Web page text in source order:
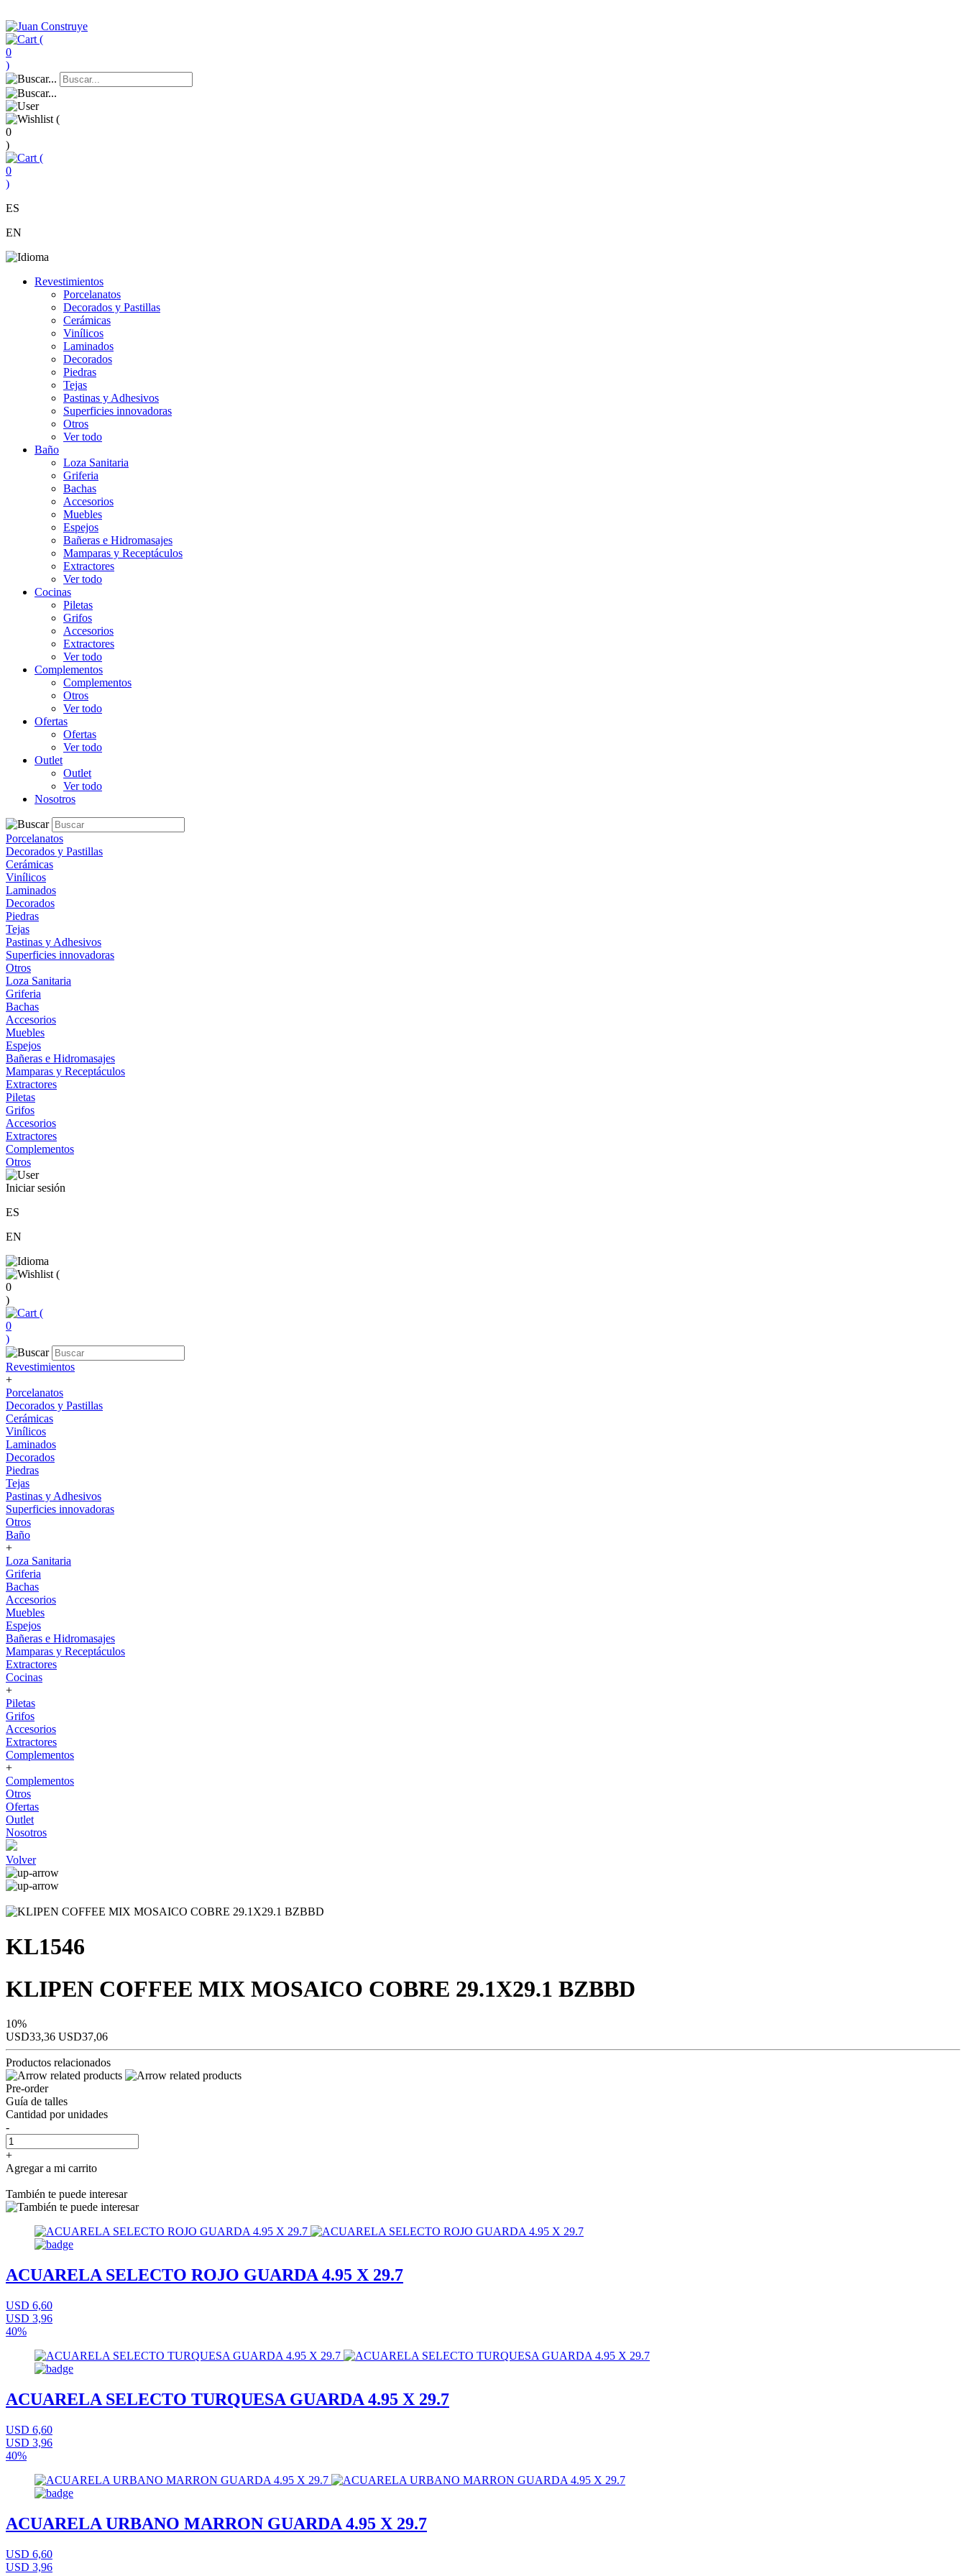
(
0
)
(
0
)
(
0
)
ES
EN
Revestimientos
Porcelanatos
Decorados y Pastillas
Cerámicas
Vinílicos
Laminados
Decorados
Piedras
Tejas
Pastinas y Adhesivos
Superficies innovadoras
Otros
Ver todo
Baño
Loza Sanitaria
Griferia
Bachas
Accesorios
Muebles
Espejos
Bañeras e Hidromasajes
Mamparas y Receptáculos
Extractores
Ver todo
Cocinas
Piletas
Grifos
Accesorios
Extractores
Ver todo
Complementos
Complementos
Otros
Ver todo
Ofertas
Ofertas
Ver todo
Outlet
Outlet
Ver todo
Nosotros
Porcelanatos
Decorados y Pastillas
Cerámicas
Vinílicos
Laminados
Decorados
Piedras
Tejas
Pastinas y Adhesivos
Superficies innovadoras
Otros
Loza Sanitaria
Griferia
Bachas
Accesorios
Muebles
Espejos
Bañeras e Hidromasajes
Mamparas y Receptáculos
Extractores
Piletas
Grifos
Accesorios
Extractores
Complementos
Otros
Iniciar sesión
ES
EN
(
0
)
(
0
)
Revestimientos
+
Porcelanatos
Decorados y Pastillas
Cerámicas
Vinílicos
Laminados
Decorados
Piedras
Tejas
Pastinas y Adhesivos
Superficies innovadoras
Otros
Baño
+
Loza Sanitaria
Griferia
Bachas
Accesorios
Muebles
Espejos
Bañeras e Hidromasajes
Mamparas y Receptáculos
Extractores
Cocinas
+
Piletas
Grifos
Accesorios
Extractores
Complementos
+
Complementos
Otros
Ofertas
Outlet
Nosotros
Volver
KL1546
KLIPEN COFFEE MIX MOSAICO COBRE 29.1X29.1 BZBBD
10%
USD33,36 USD37,06
Productos relacionados
Pre-order
Guía de talles
Cantidad por unidades
-
+
Agregar a mi carrito
También te puede interesar
ACUARELA SELECTO ROJO GUARDA 4.95 X 29.7
USD 6,60
USD 3,96
40%
ACUARELA SELECTO TURQUESA GUARDA 4.95 X 29.7
USD 6,60
USD 3,96
40%
ACUARELA URBANO MARRON GUARDA 4.95 X 29.7
USD 6,60
USD 3,96